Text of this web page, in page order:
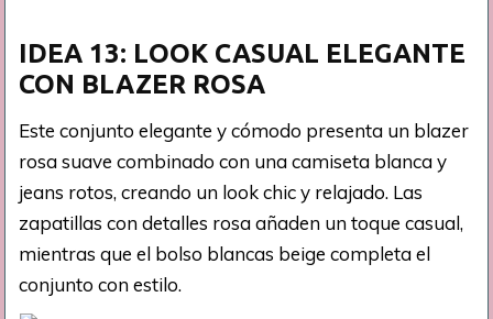
IDEA 13: LOOK CASUAL ELEGANTE
CON BLAZER ROSA
Este conjunto elegante y cómodo presenta un blazer
rosa suave combinado con una camiseta blanca y
jeans rotos, creando un look chic y relajado. Las
zapatillas con detalles rosa añaden un toque casual,
mientras que el bolso blancas beige completa el
conjunto con estilo.